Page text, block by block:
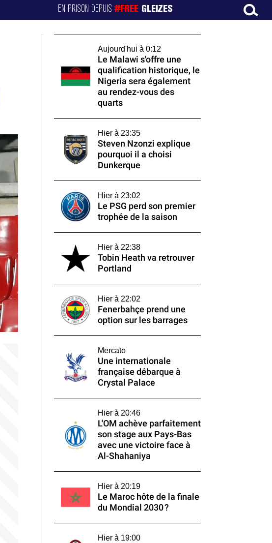
EN PRISON DEPUIS#FREE GLEIZES
Aujourd'hui à 0:12
Le Malawi s'offre une
qualification historique, le
Nigeria sera également
au rendez-vous des
quarts
Hier à 23:35
Steven Nzonzi explique
pourquoi il a choisi
Dunkerque
Hier à 23:02
Le PSG perd son premier
trophée de la saison
Hier à 22:38
Tobin Heath va retrouver
Portland
Hier à 22:02
Fenerbahçe prend une
option sur les barrages
Mercato
Une internationale
française débarque à
Crystal Palace
Hier à 20:46
L'OM achève parfaitement
son stage aux Pays-Bas
avec une victoire face à
Al-Shahaniya
Hier à 20:19
Le Maroc hôte de la finale
du Mondial 2030 ?
Hier à 19:00